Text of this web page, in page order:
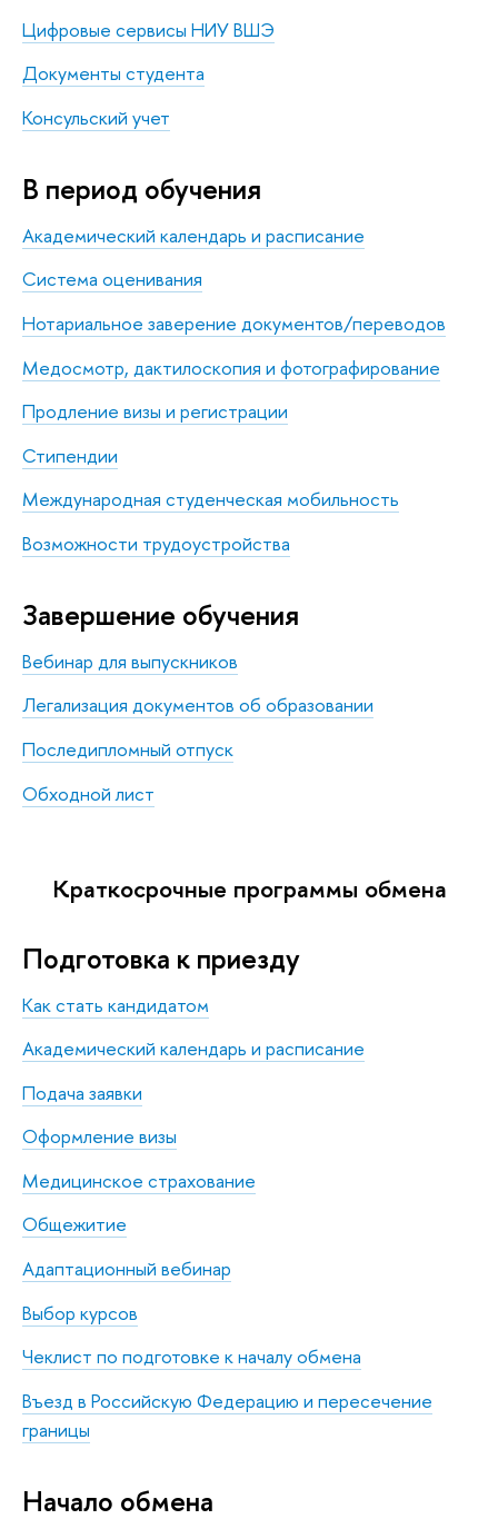
Цифровые сервисы НИУ ВШЭ
Документы студента
Консульский учет
В период обучения
Академический календарь и расписание
Система оценивания
Нотариальное заверение документов/переводов
Медосмотр, дактилоскопия и фотографирование
Продление визы и регистрации
Стипендии
Международная студенческая мобильность
Возможности трудоустройства
Завершение обучения
Вебинар для выпускников
Легализация документов об образовании
Последипломный отпуск
Обходной лист
Краткосрочные программы обмена
Подготовка к приезду
Как стать кандидатом
Академический календарь и расписание
Подача заявки
Оформление визы
Медицинское страхование
Общежитие
Адаптационный вебинар
Выбор курсов
Чеклист по подготовке к началу обмена
Въезд в Российскую Федерацию и пересечение
границы
Начало обмена